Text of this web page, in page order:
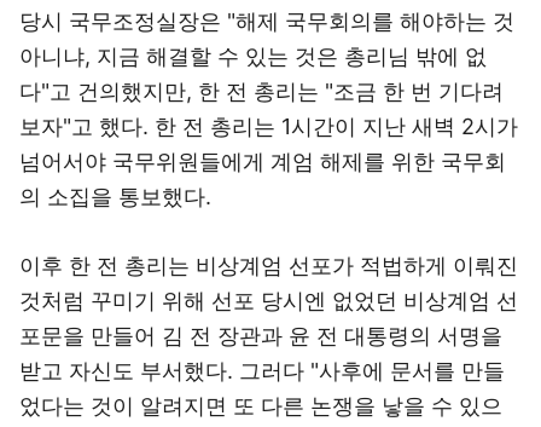
당시 국무조정실장은 "해제 국무회의를 해야하는 것
아니냐, 지금 해결할 수 있는 것은 총리님 밖에 없
다"고 건의했지만, 한 전 총리는 "조금 한 번 기다려
보자"고 했다. 한 전 총리는 1시간이 지난 새벽 2시가
넘어서야 국무위원들에게 계엄 해제를 위한 국무회
의 소집을 통보했다.
이후 한 전 총리는 비상계엄 선포가 적법하게 이뤄진
것처럼 꾸미기 위해 선포 당시엔 없었던 비상계엄 선
포문을 만들어 김 전 장관과 윤 전 대통령의 서명을
받고 자신도 부서했다. 그러다 "사후에 문서를 만들
었다는 것이 알려지면 또 다른 논쟁을 낳을 수 있으